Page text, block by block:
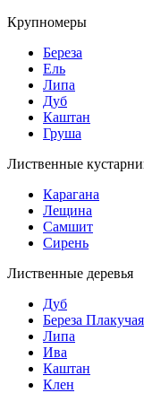
Крупномеры
Береза
Ель
Липа
Дуб
Каштан
Груша
Лиственные
Карагана
Лещина
Самшит
Сирень
Лиственные деревья
Дуб
Береза Плакучая
Липа
Ива
Каштан
Клен